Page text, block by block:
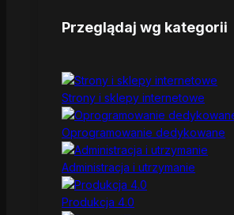
Przeglądaj wg kategorii
Strony i sklepy internetowe
Oprogramowanie dedykowane
Administracja i utrzymanie
Produkcja 4.0